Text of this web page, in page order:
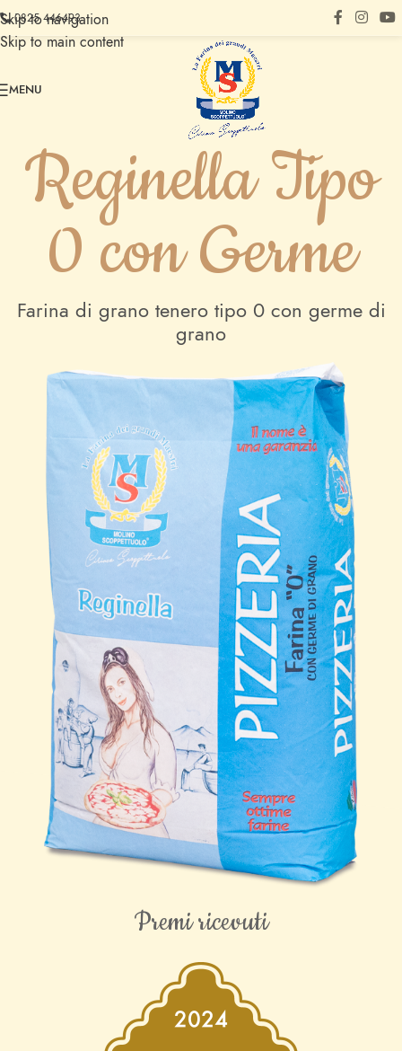
Skip to navigation
Skip to main content
0825 446493
MENU
Reginella Tipo
0 con Germe
Farina di grano tenero tipo 0 con germe di
grano
Premi ricevuti